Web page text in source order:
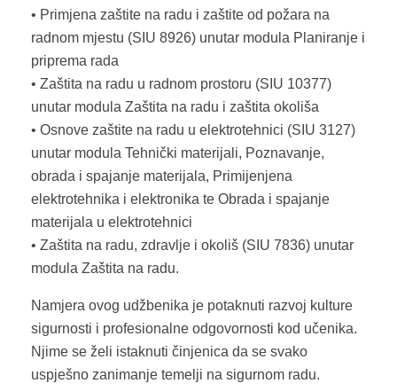
• Primjena zaštite na radu i zaštite od požara na
radnom mjestu (SIU 8926) unutar modula Planiranje i
priprema rada
• Zaštita na radu u radnom prostoru (SIU 10377)
unutar modula Zaštita na radu i zaštita okoliša
• Osnove zaštite na radu u elektrotehnici (SIU 3127)
unutar modula Tehnički materijali, Poznavanje,
obrada i spajanje materijala, Primijenjena
elektrotehnika i elektronika te Obrada i spajanje
materijala u elektrotehnici
• Zaštita na radu, zdravlje i okoliš (SIU 7836) unutar
modula Zaštita na radu.
Namjera ovog udžbenika je potaknuti razvoj kulture
sigurnosti i profesionalne odgovornosti kod učenika.
Njime se želi istaknuti činjenica da se svako
uspješno zanimanje temelji na sigurnom radu.